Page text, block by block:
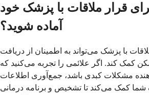
قرار ملاقات با پزشک خود
آماده شوید؟
با پزشک می‌تواند به اطمینان از دریافت
کمک کند. اگر علائمی را تجربه می‌کنید که
مشکلات کبدی باشد، جمع‌آوری اطلاعات
شما کمک می‌کند تا تشخیص و برنامه درمانی